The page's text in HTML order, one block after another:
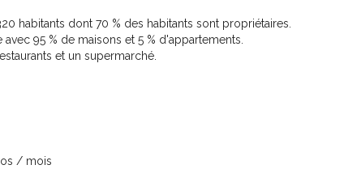
habitants dont 70 % des habitants sont propriétaires.
95 % de maisons et 5 % d'appartements.
et un supermarché.
/ mois